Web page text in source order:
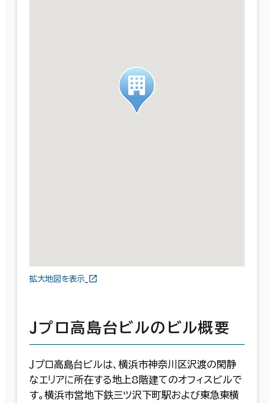
拡大地図を表示
Ｊプロ高島台ビルのビル概要
Ｊプロ高島台ビルは、横浜市神奈川区沢渡の閑静
なエリアに所在する地上8階建てのオフィスビルで
す。横浜市営地下鉄三ツ沢下町駅および東急東横